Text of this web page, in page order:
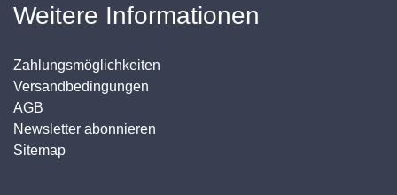
Weitere Informationen
Zahlungsmöglichkeiten
Versandbedingungen
AGB
Newsletter abonnieren
Sitemap